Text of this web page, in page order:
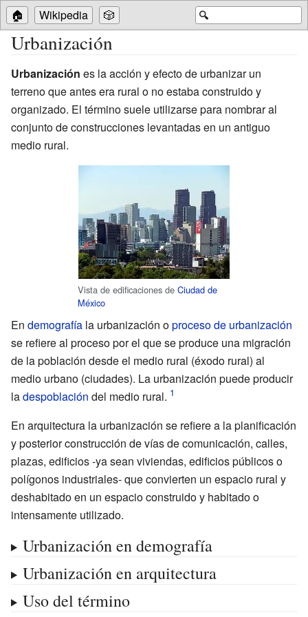
🔍
🏠 Wikipedia 🎲
Urbanización
Urbanización es la acción y efecto de urbanizar un
terreno que antes era rural o no estaba construido y
organizado. El término suele utilizarse para nombrar al
conjunto de construcciones levantadas en un antiguo
medio rural.
Vista de edificaciones de Ciudad de
México
En demografía la urbanización oproceso de urbanización
se refiere al proceso por el que se produce una migración
de la población desde el medio rural (éxodo rural) al
medio urbano (ciudades). La urbanización puede producir
ladespoblación del medio rural.
En arquitectura la urbanización se refiere a la planificación
y posterior construcción de vías de comunicación, calles,
plazas, edificios -ya sean viviendas, edificios públicos o
polígonos industriales- que convierten un espacio rural y
deshabitado en un espacio construido y habitado o
intensamente utilizado.
Urbanización en demografía
Urbanización en arquitectura
Uso del término